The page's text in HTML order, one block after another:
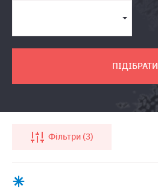
ПІДІБРАТИ
Фільтри 3